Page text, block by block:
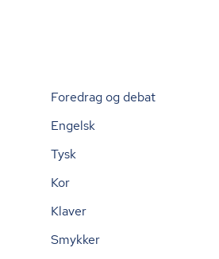
Foredrag og debat
Engelsk
Tysk
Kor
Klaver
Smykker